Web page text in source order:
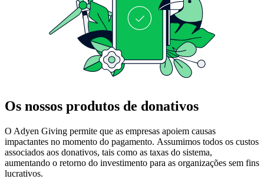
Os nossos produtos de donativos
O Adyen Giving permite que as empresas apoiem causas
impactantes no momento do pagamento. Assumimos todos os custos
associados aos donativos, tais como as taxas do sistema,
aumentando o retorno do investimento para as organizações sem fins
lucrativos.